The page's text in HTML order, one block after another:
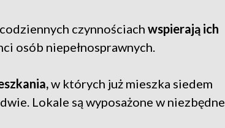
czynnościach wspierają ich
osób niepełnosprawnych.
w których już mieszka siedem
Lokale są wyposażone w niezbędne